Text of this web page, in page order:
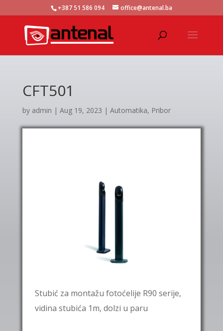
+387 51 586 094 office@antenal.ba
CFT501
by admin | Aug 19, 2023 | Automatika, Pribor
Stubić za montažu fotoćelije R90 serije,
vidina stubića 1m, dolzi u paru